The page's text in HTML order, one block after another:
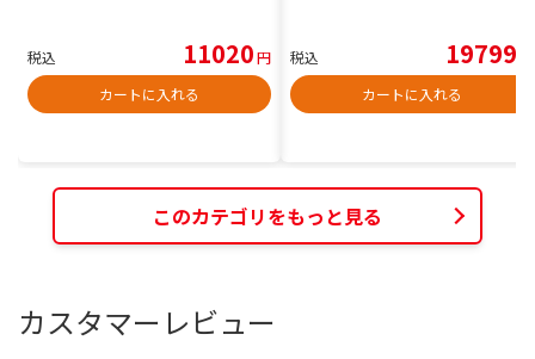
税込 11020円
カートに入れる
税込 19799
カートに入れる
このカテゴリをもっと見る
カスタマーレビュー